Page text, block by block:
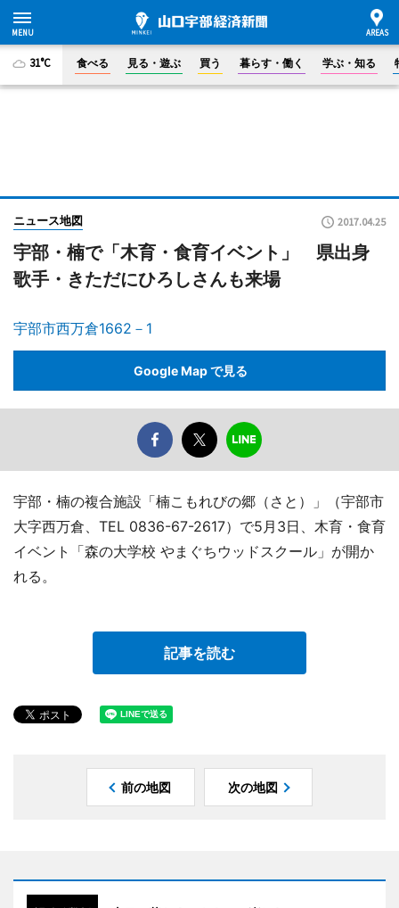
31°C 食べる 見る・遊ぶ 買う 暮らす・働く 学ぶ・知る
ニュース地図 2017.04.25
宇部・楠で「木育・食育イベント」 県出身
歌手・きただにひろしさんも来場
宇部市西万倉1662－1
Google Map で見る
宇部・楠の複合施設「楠こもれびの郷（さと）」（宇部市
大字西万倉、TEL 0836-67-2617）で5月3日、木育・食育
イベント「森の大学校 やまぐちウッドスクール」が開か
れる。
記事を読む
前の地図 次の地図